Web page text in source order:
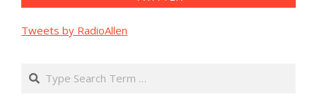
Tweets by RadioAllen
Search